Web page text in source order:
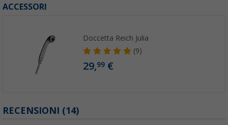
ACCESSORI
Doccetta Reich Julia
(9)
29,99 €
RECENSIONI (14)